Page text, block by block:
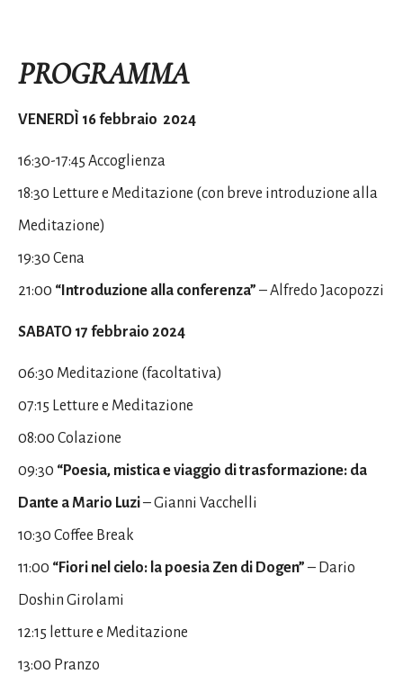
PROGRAMMA
VENERDÌ 16 febbraio 2024
16:30-17:45 Accoglienza
18:30 Letture e Meditazione (con breve introduzione alla
Meditazione)
19:30 Cena
21:00 “Introduzione alla conferenza” – Alfredo Jacopozzi
SABATO 17 febbraio 2024
06:30 Meditazione (facoltativa)
07:15 Letture e Meditazione
08:00 Colazione
09:30 “Poesia, mistica e viaggio di trasformazione: da
Dante a Mario Luzi– Gianni Vacchelli
10:30 Coffee Break
11:00 “Fiori nel cielo: la poesia Zen di Dogen” – Dario
Doshin Girolami
12:15 letture e Meditazione
13:00 Pranzo